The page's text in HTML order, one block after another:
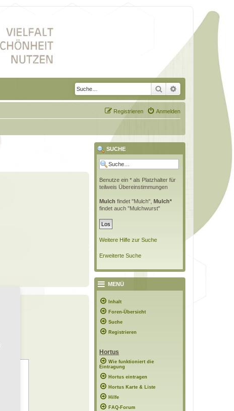
Suche Erweiterte Suche
Anmelden
Registrieren
SUCHE
Benutze ein * als Platzhalter für
teilweis Übereinstimmungen
Mulch findet "Mulch", Mulch*
findet auch "Mulchwurst"
Weitere Hilfe zur Suche
Erweiterte Suche
MENÜ
Inhalt
Foren-Übersicht
Suche
Registrieren
Hortus
Wie funktioniert die
Eintragung
Hortus eintragen
Hortus Karte & Liste
Hilfe
FAQ-Forum